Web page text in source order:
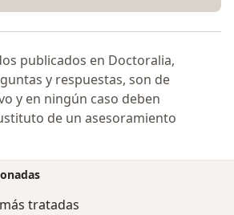
publicados en Doctoralia,
y respuestas, son de
y en ningún caso deben
de un asesoramiento
tratadas